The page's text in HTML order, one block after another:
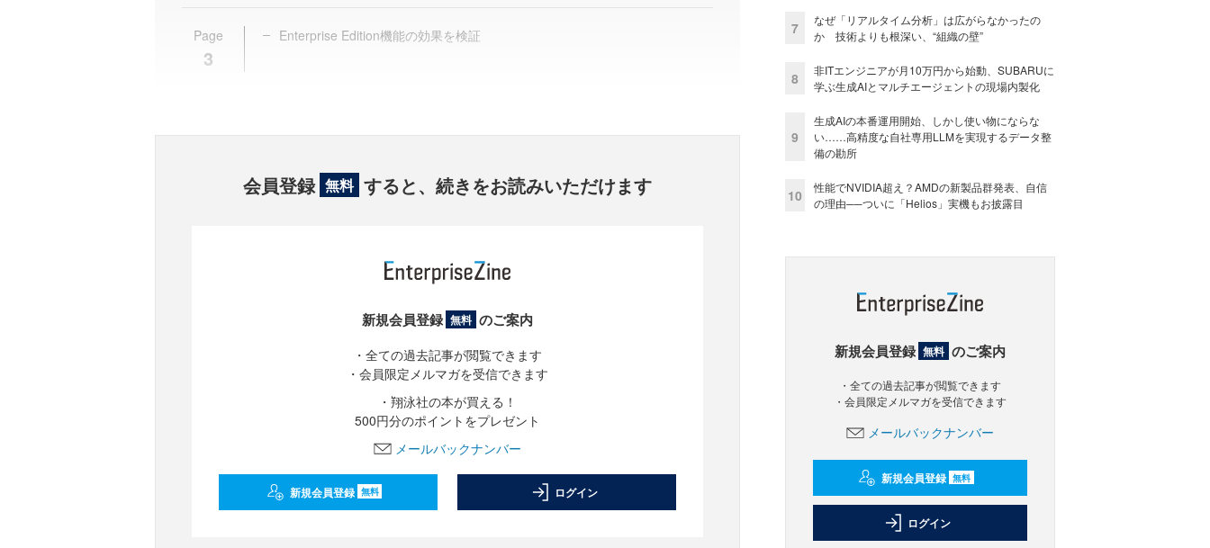
Page
3
Enterprise Edition機能の効果を検証
会員登録 無料 すると、続きをお読みいただけます
新規会員登録 無料 のご案内
・全ての過去記事が閲覧できます
・会員限定メルマガを受信できます
・翔泳社の本が買える！
500円分のポイントをプレゼント
メールバックナンバー
新規会員登録 無料 ログイン
7
なぜ「リアルタイム分析」は広がらなかったの
か 技術よりも根深い、“組織の壁”
8
非ITエンジニアが月10万円から始動、SUBARUに
学ぶ生成AIとマルチエージェントの現場内製化
9
生成AIの本番運用開始、しかし使い物にならな
い……高精度な自社専用LLMを実現するデータ整
備の勘所
10
性能でNVIDIA超え？AMDの新製品群発表、自信
の理由──ついに「Helios」実機もお披露目
新規会員登録 無料 のご案内
・全ての過去記事が閲覧できます
・会員限定メルマガを受信できます
メールバックナンバー
新規会員登録 無料
ログイン